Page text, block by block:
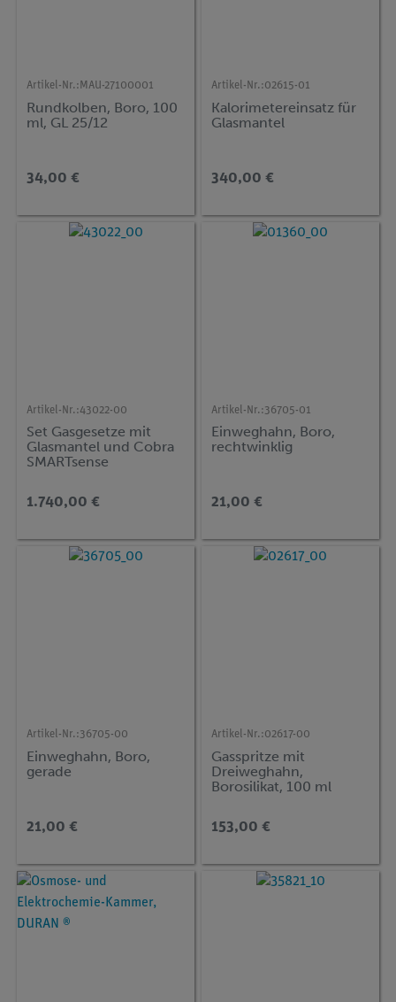
Artikel-Nr.: MAU-27100001
Rundkolben, Boro, 100
ml, GL 25/12
34,00 €
Artikel-Nr.:02615-01
Kalorimetereinsatz für
Glasmantel
340,00 €
Artikel-Nr.:43022-00
Set Gasgesetze mit
Glasmantel und Cobra
SMARTsense
1.740,00 €
Artikel-Nr.:36705-01
Einweghahn, Boro,
rechtwinklig
21,00 €
Artikel-Nr.:36705-00
Einweghahn, Boro,
gerade
21,00 €
Artikel-Nr.:02617-00
Gasspritze mit
Dreiweghahn,
Borosilikat, 100 ml
153,00 €